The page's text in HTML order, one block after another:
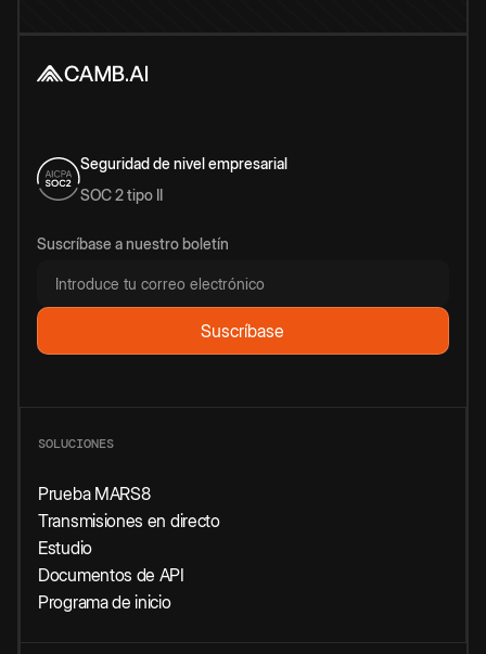
Seguridad de nivel empresarial
SOC 2 tipo II
Suscríbase a nuestro boletín
SOLUCIONES
Prueba MARS8
Transmisiones en directo
Estudio
Documentos de API
Programa de inicio